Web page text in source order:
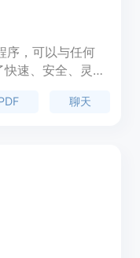
序，可以与任何
速、安全、灵活
聊天